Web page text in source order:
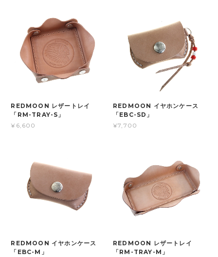
REDMOON レザートレイ
「RM-TRAY-S」
¥6,600
REDMOON イヤホンケース
「EBC-SD」
¥7,700
REDMOON イヤホンケース
「EBC-M」
REDMOON レザートレイ
「RM-TRAY-M」